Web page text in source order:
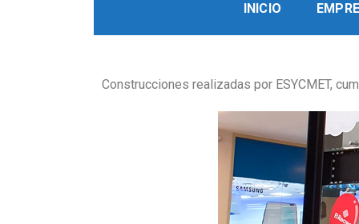
INICIO
Construcciones realizadas por ESYCMET,